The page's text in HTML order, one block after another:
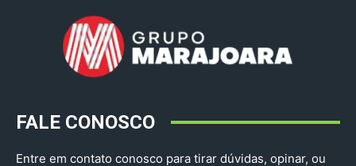
FALE CONOSCO
Entre em contato conosco para tirar dúvidas, opinar, ou